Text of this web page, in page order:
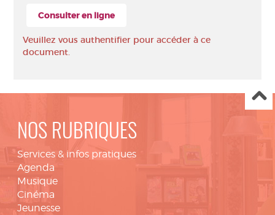
Consulter en ligne
Veuillez vous authentifier pour accéder à ce
document.
NOS RUBRIQUES
Services & infos pratiques
Agenda
Musique
Cinéma
Jeunesse